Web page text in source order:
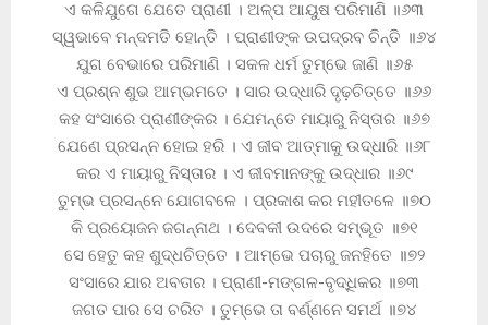
ଏ କଳିଯୁଗେ ଯେତେ ପ୍ରାଣୀ । ଅଳ୍ପ ଆୟୁଷ ପରିମାଣି ॥୬୩
ସ୍ୱଭାବେ ମନ୍ଦମତି ହୋନ୍ତି । ପ୍ରାଣୀଙ୍କ ଉପଦ୍ରବ ଚିନ୍ତି ॥୬୪
ଯୁଗ ବେଭାରେ ପରିମାଣି । ସକଳ ଧର୍ମ ତୁମ୍ଭେ ଜାଣି ॥୬୫
ଏ ପ୍ରଶ୍ନ ଶୁଭ ଆମ୍ଭମତେ । ସାର ଉଦ୍ଧାରି ଦୃଢ଼ଚିତ୍ତେ ॥୬୬
କହ ସଂସାରେ ପ୍ରାଣୀଙ୍କର । ଯେମନ୍ତେ ମାୟାରୁ ନିସ୍ତାର ॥୬୭
ଯେଣେ ପ୍ରସନ୍ନ ହୋଇ ହରି । ଏ ଜୀବ ଆତ୍ମାକୁ ଉଦ୍ଧାରି ॥୬୮
କର ଏ ମାୟାରୁ ନିସ୍ତାର । ଏ ଜୀବମାନଙ୍କୁ ଉଦ୍ଧାର ॥୬୯
ତୁମ୍ଭ ପ୍ରସନ୍ନେ ଯୋଗବଳେ । ପ୍ରକାଶ କର ମହୀତଳେ ॥୭୦
କି ପ୍ରୟୋଜନ ଜଗନ୍ନାଥ । ଦେବକୀ ଉଦରେ ସମ୍ଭୂତ ॥୭୧
ସେ ହେତୁ କହ ଶୁଦ୍ଧଚିତ୍ତେ । ଆମ୍ଭେ ପଚାରୁ ଜନହିତେ ॥୭୨
ସଂସାରେ ଯାର ଅବତାର । ପ୍ରାଣୀ-ମଙ୍ଗଳ-ବୃଦ୍ଧିକର ॥୭୩
ଜଗତ ପାର ସେ ଚରିତ । ତୁମ୍ଭେ ତା ବର୍ଣ୍ଣନେ ସମର୍ଥ ॥୭୪